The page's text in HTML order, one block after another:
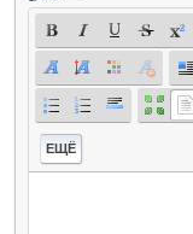
ЕЩЁ